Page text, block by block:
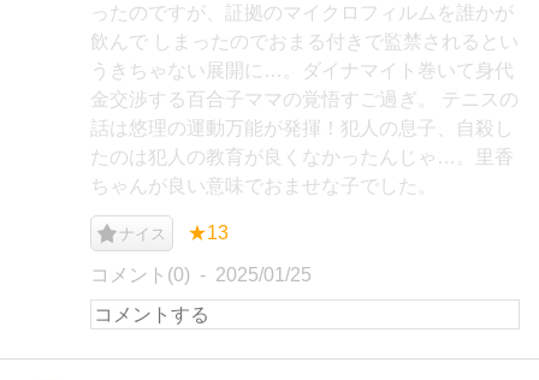
ったのですが、証拠のマイクロフィルムを誰かが
飲んで しまったのでおまる付きで監禁されるとい
うきちゃない展開に…。ダイナマイト巻いて身代
金交渉する百合子ママの覚悟すご過ぎ。 テニスの
話は悠理の運動万能が発揮！犯人の息子、自殺し
たのは犯人の教育が良くなかったんじゃ…。里香
ちゃんが良い意味でおませな子でした。
ナイス ★13
コメント(0) 2025/01/25